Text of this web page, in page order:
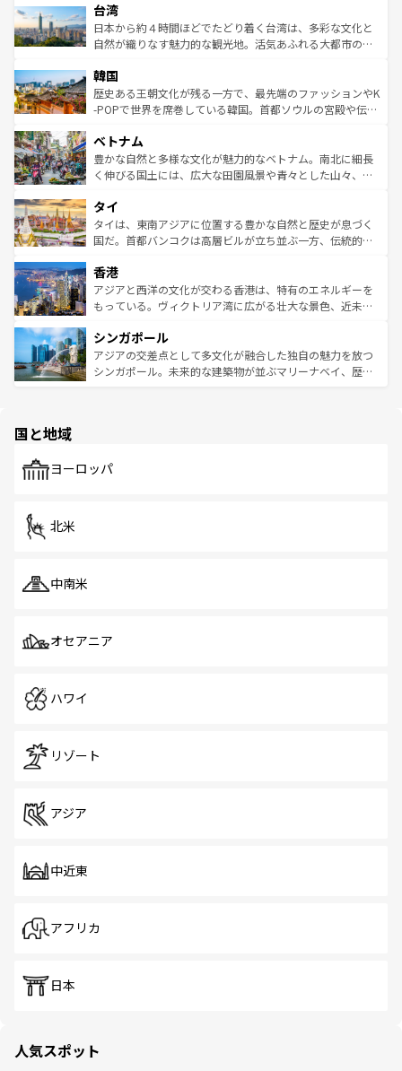
ならではの贅沢な旅のスタイルだ。 なお、新着のアメリカ
情報はコンテンツ一覧を参照してほしい。
れるおもてなしの心で訪れる人々を迎えてくれるハワイの
人々、おいしいローカルフードやハワイアンミュージッ
ク、伝統的なフラダンスなど、すべてがハワイの魅力を彩
ワイを、存分に味わってほしい。 なお、新着のハワイ情報
はコンテンツ一覧を参照してほしい。
リアリーフや大陸中央部にそびえるウルル（エアーズロッ
ク）、タスマニアの美しい原生林やケアンズの熱帯雨林な
ど、見どころがたくさん。また、カフェやワイン、オージ
いる。アクティビティも充実しており、サーフィンやダイ
ビング、ハイキングなど、アウトドア好きにはたまらな
い。オーストラリアの多彩な魅力を存分に味わいつくそ
参照してほしい。
台湾
日本から約４時間ほどでたどり着く台湾は、多彩な文化と
自然が織りなす魅力的な観光地。活気あふれる大都市の台
ン）、静ひつな山岳地帯である台湾東部など、都市の喧騒
と山間の静けさが共存しており、訪れる人に新しい発見と
驚きをもたらしてくれる。また、奥深い台湾の食文化も魅
容にもいいと評判のスイーツなど、バラエティ豊かな料理
が味わえる。 なお、新着の台湾情報は コンテンツ一覧を参
照してほしい。
韓国
歴史ある王朝文化が残る一方で、最先端のファッションやK
-POPで世界を席巻している韓国。首都ソウルの宮殿や伝統
き、地方に足を延ばせば四季折々の自然美を楽しむことが
できる。そして、キムチや焼肉、絶品のストリートフード
まで、さまざまな韓国料理が待っている。夜には、韓国な
リティに包まれながら、韓国の多彩な魅力を心ゆくまで味
わってみてほしい。 なお、新着の韓国情報はコンテンツ一
覧を参照してほしい。
ベトナム
豊かな自然と多様な文化が魅力的なベトナム。南北に細長
く伸びる国土には、広大な田園風景や青々とした山々、世
急速な発展と共に伝統が息づく。ハノイの古い町並みやホ
ーチミン市のフランス統治時代の建物も、独特の雰囲気を
醸し出している。また、バラエティの豊かさとおいしさで
とつ。フォーやバインミー、ベトナムコーヒーなどは、ぜ
ひ現地で味わいたい。どの地域を訪れてもあたたかい人々
が旅行者を迎えてくれるので、きっと忘れられない旅にな
参照してほしい。
タイ
タイは、東南アジアに位置する豊かな自然と歴史が息づく
国だ。首都バンコクは高層ビルが立ち並ぶ一方、伝統的な
の活気が交差している。北部ではチェンマイなどの山岳地
帯で自然と触れ合い、南部ではプーケットやクラビの美し
いビーチでリゾート気分を楽しむことができる。タイ料理
激する。気候は一年中温暖で、どの季節にも異なる楽しみ
が待っている。親しみやすいタイの人々、仏教を中心とし
た文化、そして多様な観光資源が、訪れる旅人を魅了し続
香港
アジアと西洋の文化が交わる香港は、特有のエネルギーを
もっている。ヴィクトリア湾に広がる壮大な景色、近未来
み、どこを訪れても感動するはず。観光スポットが密集し
ており、効率よく見どころを回れるのも魅力。息をのむよ
うな絶景から文化的な体験まで、香港を存分に楽しみ尽く
シンガポール
アジアの交差点として多文化が融合した独自の魅力を放つ
シンガポール。未来的な建築物が並ぶマリーナベイ、歴史
で、ホーカーズは地元の風情を楽しめる外せないスポット
国と地域
ヨーロッパ
北米
中南米
オセアニア
ハワイ
リゾート
アジア
中近東
アフリカ
日本
人気スポット